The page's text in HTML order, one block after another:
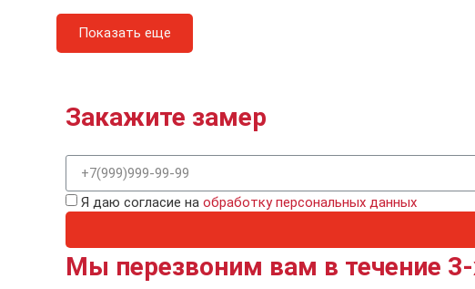
Показать еще
Закажите замер
Я даю согласие на обработку персональных данных
Мы перезвоним вам в течение